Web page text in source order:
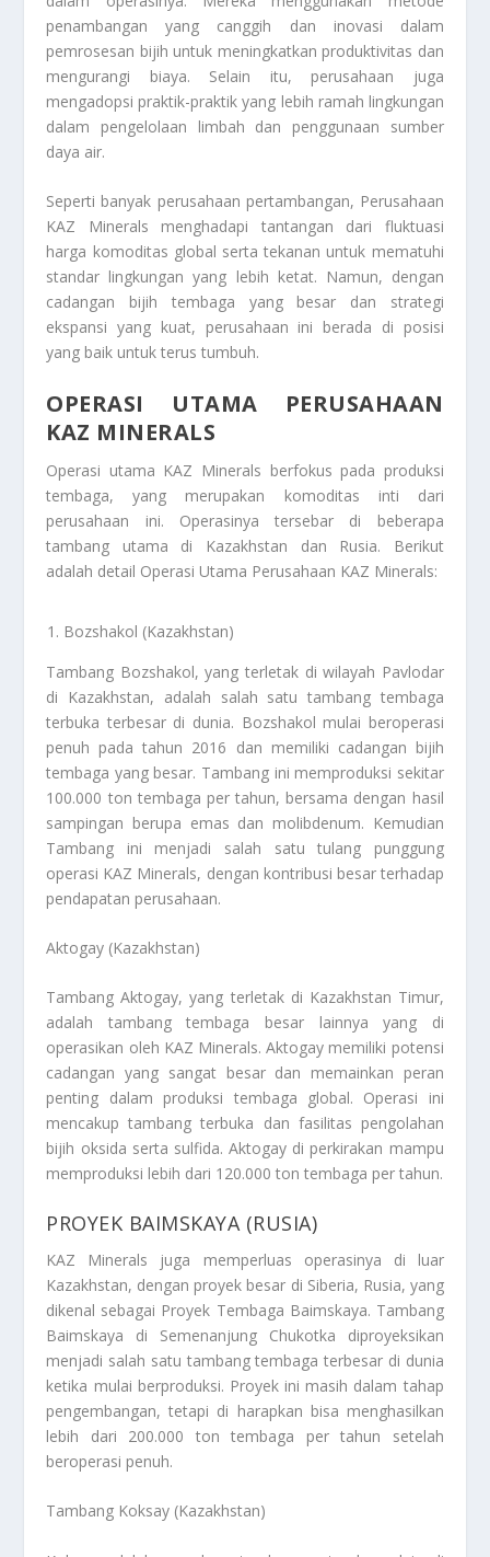
penambangan yang canggih dan inovasi dalam
pemrosesan bijih untuk meningkatkan produktivitas dan
mengurangi biaya. Selain itu, perusahaan juga
mengadopsi praktik-praktik yang lebih ramah lingkungan
dalam pengelolaan limbah dan penggunaan sumber
daya air.
Seperti banyak perusahaan pertambangan, Perusahaan
KAZ Minerals menghadapi tantangan dari fluktuasi
harga komoditas global serta tekanan untuk mematuhi
standar lingkungan yang lebih ketat. Namun, dengan
cadangan bijih tembaga yang besar dan strategi
ekspansi yang kuat, perusahaan ini berada di posisi
yang baik untuk terus tumbuh.
OPERASI UTAMA PERUSAHAAN
KAZ MINERALS
Operasi utama KAZ Minerals berfokus pada produksi
tembaga, yang merupakan komoditas inti dari
perusahaan ini. Operasinya tersebar di beberapa
tambang utama di Kazakhstan dan Rusia. Berikut
adalah detail Operasi Utama Perusahaan KAZ Minerals:
Bozshakol (Kazakhstan)
Tambang Bozshakol, yang terletak di wilayah Pavlodar
di Kazakhstan, adalah salah satu tambang tembaga
terbuka terbesar di dunia. Bozshakol mulai beroperasi
penuh pada tahun 2016 dan memiliki cadangan bijih
tembaga yang besar. Tambang ini memproduksi sekitar
100.000 ton tembaga per tahun, bersama dengan hasil
sampingan berupa emas dan molibdenum. Kemudian
Tambang ini menjadi salah satu tulang punggung
operasi KAZ Minerals, dengan kontribusi besar terhadap
pendapatan perusahaan.
Aktogay (Kazakhstan)
Tambang Aktogay, yang terletak di Kazakhstan Timur,
adalah tambang tembaga besar lainnya yang di
operasikan oleh KAZ Minerals. Aktogay memiliki potensi
cadangan yang sangat besar dan memainkan peran
penting dalam produksi tembaga global. Operasi ini
mencakup tambang terbuka dan fasilitas pengolahan
bijih oksida serta sulfida. Aktogay di perkirakan mampu
memproduksi lebih dari 120.000 ton tembaga per tahun.
PROYEK BAIMSKAYA (RUSIA)
KAZ Minerals juga memperluas operasinya di luar
Kazakhstan, dengan proyek besar di Siberia, Rusia, yang
dikenal sebagai Proyek Tembaga Baimskaya. Tambang
Baimskaya di Semenanjung Chukotka diproyeksikan
menjadi salah satu tambang tembaga terbesar di dunia
ketika mulai berproduksi. Proyek ini masih dalam tahap
pengembangan, tetapi di harapkan bisa menghasilkan
lebih dari 200.000 ton tembaga per tahun setelah
beroperasi penuh.
Tambang Koksay (Kazakhstan)